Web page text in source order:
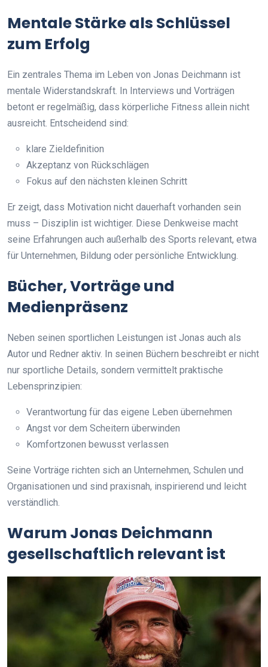
Mentale Stärke als Schlüssel
zum Erfolg
Ein zentrales Thema im Leben von Jonas Deichmann ist
mentale Widerstandskraft. In Interviews und Vorträgen
betont er regelmäßig, dass körperliche Fitness allein nicht
ausreicht. Entscheidend sind:
klare Zieldefinition
Akzeptanz von Rückschlägen
Fokus auf den nächsten kleinen Schritt
Er zeigt, dass Motivation nicht dauerhaft vorhanden sein
muss – Disziplin ist wichtiger. Diese Denkweise macht
seine Erfahrungen auch außerhalb des Sports relevant, etwa
für Unternehmen, Bildung oder persönliche Entwicklung.
Bücher, Vorträge und
Medienpräsenz
Neben seinen sportlichen Leistungen ist Jonas auch als
Autor und Redner aktiv. In seinen Büchern beschreibt er nicht
nur sportliche Details, sondern vermittelt praktische
Lebensprinzipien:
Verantwortung für das eigene Leben übernehmen
Angst vor dem Scheitern überwinden
Komfortzonen bewusst verlassen
Seine Vorträge richten sich an Unternehmen, Schulen und
Organisationen und sind praxisnah, inspirierend und leicht
verständlich.
Warum Jonas Deichmann
gesellschaftlich relevant ist